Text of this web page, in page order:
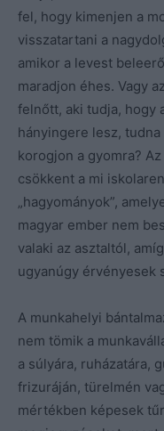
fel, hogy kimenjen a
visszatartani a
amikor a levest
maradjon éhes. Vagy
felnőtt, aki tudja, hogy
hányingere lesz,
korogjon a gyomra?
csökkent a mi
„hagyományok”,
magyar ember nem
valaki az asztaltól,
ugyanúgy érvényesek
A munkahelyi
nem tömik a
a súlyára, ruházatára,
frizuráján, türelmén
mértékben képesek